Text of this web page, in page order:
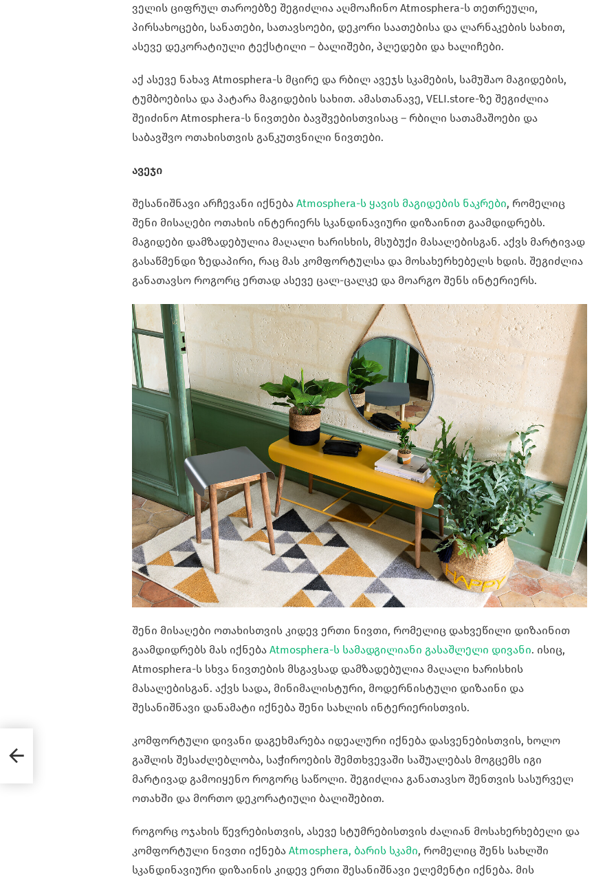
ველის ციფრულ თაროებზე შეგიძლია აღმოაჩინო Atmosphera-ს თეთრეული,
პირსახოცები, სანათები, სათავსოები, დეკორი საათებისა და ლარნაკების სახით,
ასევე დეკორატიული ტექსტილი – ბალიშები, პლედები და ხალიჩები.
აქ ასევე ნახავ Atmosphera-ს მცირე და რბილ ავეჯს სკამების, სამუშაო მაგიდების,
ტუმბოებისა და პატარა მაგიდების სახით. ამასთანავე, VELI.store-ზე შეგიძლია
შეიძინო Atmosphera-ს ნივთები ბავშვებისთვისაც – რბილი სათამაშოები და
საბავშვო ოთახისთვის განკუთვნილი ნივთები.
ავეჯი
შესანიშნავი არჩევანი იქნება Atmosphera-ს ყავის მაგიდების ნაკრები, რომელიც
შენი მისაღები ოთახის ინტერიერს სკანდინავიური დიზაინით გაამდიდრებს.
მაგიდები დამზადებულია მაღალი ხარისხის, მსუბუქი მასალებისგან. აქვს მარტივად
გასაწმენდი ზედაპირი, რაც მას კომფორტულსა და მოსახერხებელს ხდის. შეგიძლია
განათავსო როგორც ერთად ასევე ცალ-ცალკე და მოარგო შენს ინტერიერს.
შენი მისაღები ოთახისთვის კიდევ ერთი ნივთი, რომელიც დახვეწილი დიზაინით
გაამდიდრებს მას იქნება Atmosphera-ს სამადგილიანი გასაშლელი დივანი. ისიც,
Atmosphera-ს სხვა ნივთების მსგავსად დამზადებულია მაღალი ხარისხის
მასალებისგან. აქვს სადა, მინიმალისტური, მოდერნისტული დიზაინი და
შესანიშნავი დანამატი იქნება შენი სახლის ინტერიერისთვის.
კომფორტული დივანი დაგეხმარება იდეალური იქნება დასვენებისთვის, ხოლო
გაშლის შესაძლებლობა, საჭიროების შემთხვევაში საშუალებას მოგცემს იგი
მარტივად გამოიყენო როგორც საწოლი. შეგიძლია განათავსო შენთვის სასურველ
ოთახში და მორთო დეკორატიული ბალიშებით.
როგორც ოჯახის წევრებისთვის, ასევე სტუმრებისთვის ძალიან მოსახერხებელი და
კომფორტული ნივთი იქნება Atmosphera, ბარის სკამი, რომელიც შენს სახლში
სკანდინავიური დიზაინის კიდევ ერთი შესანიშნავი ელემენტი იქნება. მის